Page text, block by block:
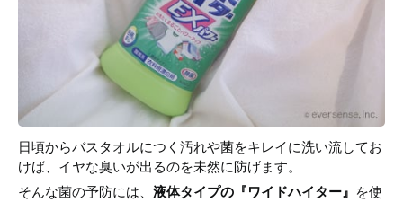
日頃からバスタオルにつく汚れや菌をキレイに洗い流してお
けば、イヤな臭いが出るのを未然に防げます。
そんな菌の予防には、 液体タイプの『ワイドハイター』 を使